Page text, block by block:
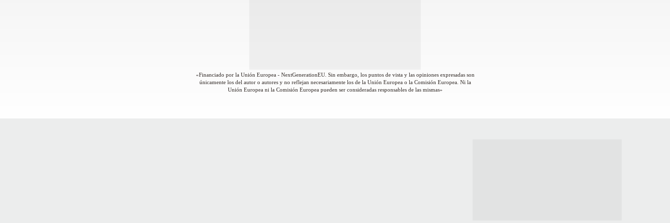
«Financiado por la Unión Europea - NextGenerationEU. Sin embargo, los puntos de vista y las opiniones expresadas son
únicamente los del autor o autores y no reflejan necesariamente los de la Unión Europea o la Comisión Europea. Ni la
Unión Europea ni la Comisión Europea pueden ser consideradas responsables de las mismas»